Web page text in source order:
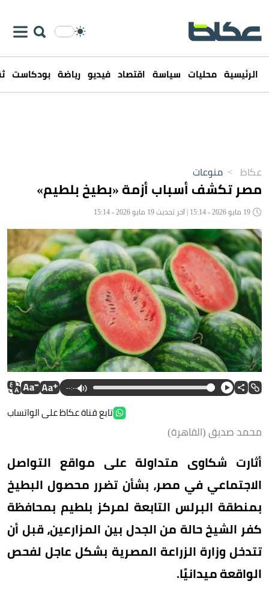
الرئيسية محليات سياسة اقتصاد فيديو رياضة بودكاست
عكاظ > منوعات
مصر تكشف أسباب أزمة «بطيخ بلطيم»
--:--
تابع قناة عكاظ على الواتساب
محمد صديق (القاهرة)
أثارت شكاوى متداولة على مواقع التواصل
الاجتماعي في مصر، بشأن تضرر محصول البطيخ
بمنطقة البرلس التابعة لمركز بلطيم بمحافظة
كفر الشيخ حالة من الجدل بين المزارعين، قبل أن
تتدخل وزارة الزراعة المصرية بشكل عاجل لفحص
الواقعة ميدانيًا.